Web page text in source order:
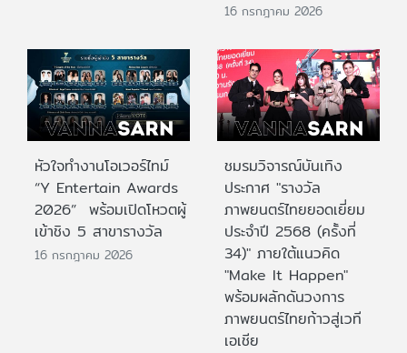
16 กรกฎาคม 2026
หัวใจทำงานโอเวอร์ไทม์
“Y Entertain Awards
2026” พร้อมเปิดโหวตผู้
เข้าชิง 5 สาขารางวัล
16 กรกฎาคม 2026
ชมรมวิจารณ์บันเทิง
ประกาศ "รางวัล
ภาพยนตร์ไทยยอดเยี่ยม
ประจําปี 2568 (ครั้งที่
34)" ภายใต้แนวคิด
"Make It Happen"
พร้อมผลักดันวงการ
ภาพยนตร์ไทยก้าวสู่เวที
เอเชีย